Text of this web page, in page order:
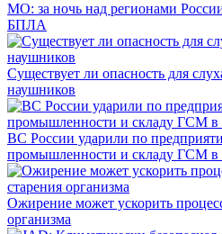
МО: за ночь над регионами
БПЛА
Существует ли опасность для
наушников
ВС России ударили по
промышленности и складу ГСМ в
Ожирение может ускорить
организма